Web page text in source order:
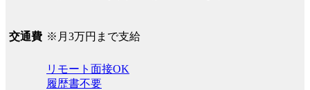
交通費 ※月3万円まで支給
リモート面接OK
履歴書不要